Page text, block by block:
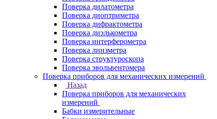
Поверка дилатометра
Поверка диоптриметра
Поверка дифрактометра
Поверка диэлькометра
Поверка интерферометра
Поверка линзметра
Поверка структуроскопа
Поверка эвольвентомера
Поверка приборов для механических измерений
Назад
Поверка приборов для механических
измерений
Бабки измерительные